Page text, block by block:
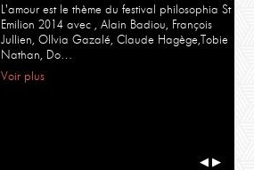
L'amour est le thème du festival philosophia St
Emilion 2014 avec , Alain Badiou, François
Jullien, OlIvia Gazalé, Claude Hagège,Tobie
Nathan, Do…
Voir plus
◀ ▶